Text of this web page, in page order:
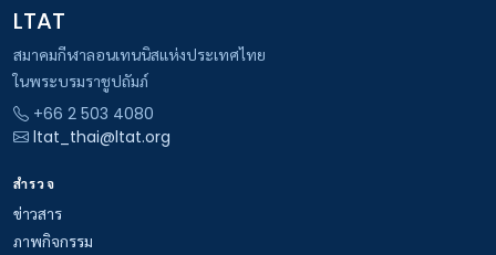
LTAT
สมาคมกีฬาลอนเทนนิสแห่งประเทศไทย
ในพระบรมราชูปถัมภ์
+66 2 503 4080
ltat_thai@ltat.org
สำรวจ
ข่าวสาร
ภาพกิจกรรม